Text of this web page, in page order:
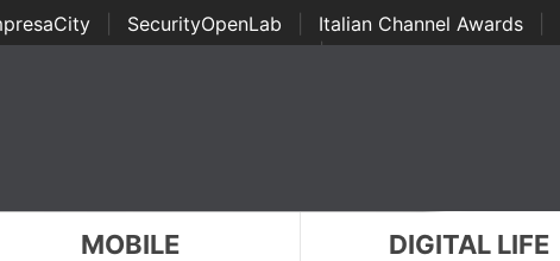
SecurityOpenLab Italian Channel Awards
Awards | ...
MOBILE DIGITAL LIFE